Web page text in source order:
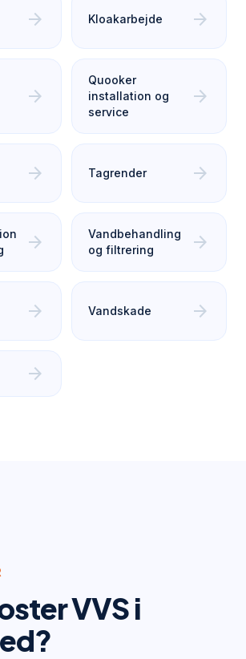
arrow_forward Kloakarbejde arrow_forward
arrow_forward
Quooker
installation og
service
arrow_forward
arrow_forward Tagrender arrow_forward
arrow_forward
Vandbehandling
og filtrering
arrow_forward
arrow_forward Vandskade arrow_forward
arrow_forward
VVS i
?